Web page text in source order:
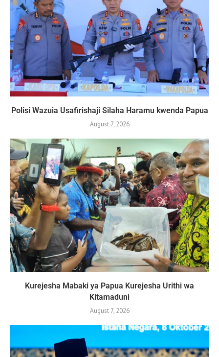
Polisi Wazuia Usafirishaji Silaha Haramu kwenda Papua
August 7, 2026
Kurejesha Mabaki ya Papua Kurejesha Urithi wa
Kitamaduni
August 7, 2026